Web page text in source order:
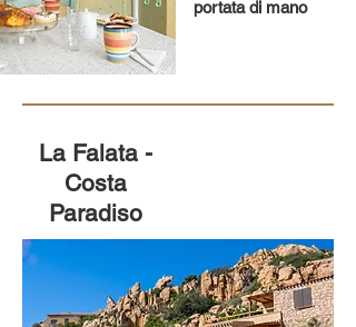
portata di mano
La Falata -
Costa
Paradiso